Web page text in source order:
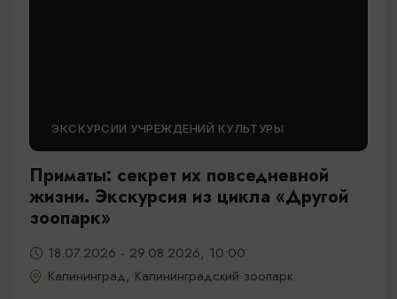
ЭКСКУРСИИ УЧРЕЖДЕНИЙ КУЛЬТУРЫ
Приматы: секрет их повседневной
жизни. Экскурсия из цикла «Другой
зоопарк»
18.07.2026 - 29.08.2026, 10:00
Калининград, Калининградский зоопарк